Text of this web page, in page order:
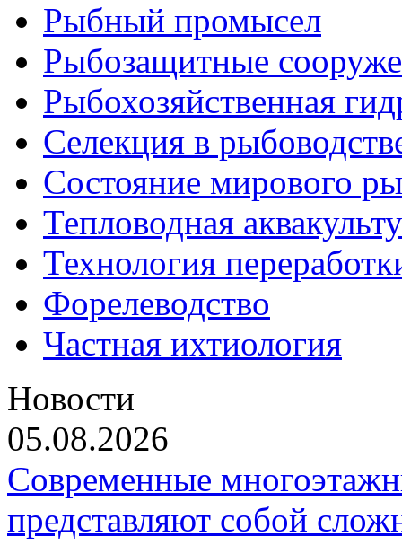
Рыбный промысел
Рыбозащитные
Рыбохозяйственная
Селекция в
Состояние мирового
Тепловодная
Технология
Форелеводство
Частная ихтиология
Новости
05.08.2026
Современные
представляют собой